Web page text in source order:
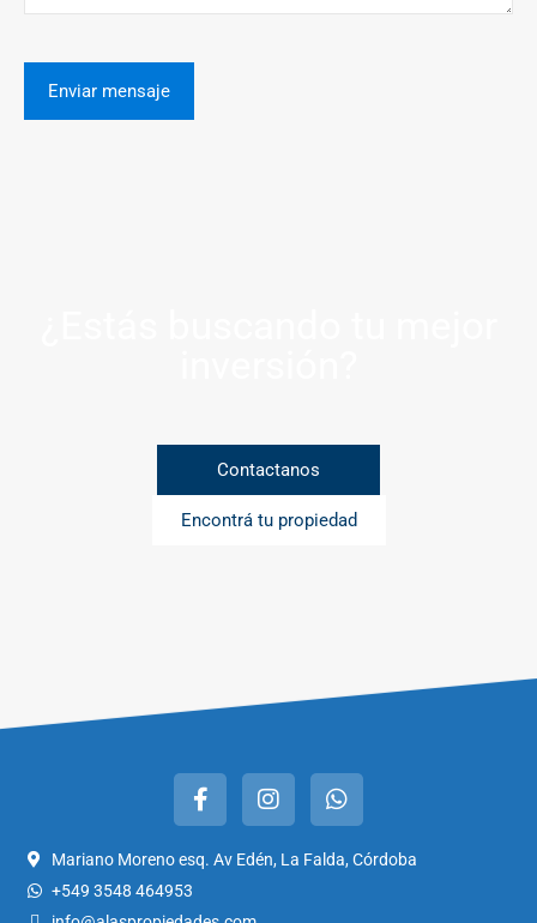
Contactanos
Encontrá tu propiedad
Mariano Moreno esq. Av Edén, La Falda, Córdoba
+549 3548 464953